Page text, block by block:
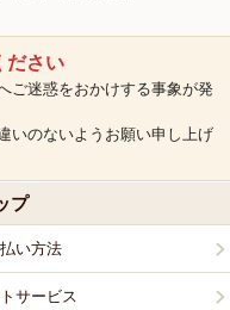
ださい
ご迷惑をおかけする事象が発
いのないようお願い申し上げ
プ
い方法
サービス